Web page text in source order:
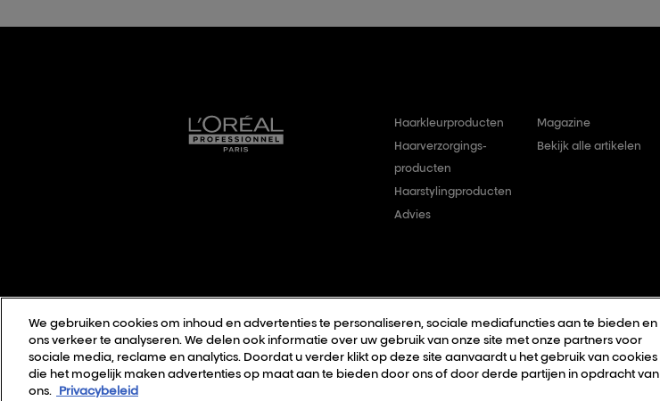
Haarkleurproducten
Haarverzorgings-
producten
Haarstylingproducten
Advies
Magazine
Bekijk alle artikelen
We gebruiken cookies om inhoud en advertenties te personaliseren, sociale mediafuncties aan te bieden en
ons verkeer te analyseren. We delen ook informatie over uw gebruik van onze site met onze partners voor
sociale media, reclame en analytics. Doordat u verder klikt op deze site aanvaardt u het gebruik van cookies
die het mogelijk maken advertenties op maat aan te bieden door ons of door derde partijen in opdracht van
ons.
Privacybeleid